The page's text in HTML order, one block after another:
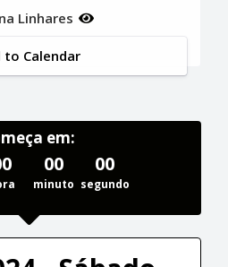
Linhares
to Calendar
em:
00
minuto
00
segundo